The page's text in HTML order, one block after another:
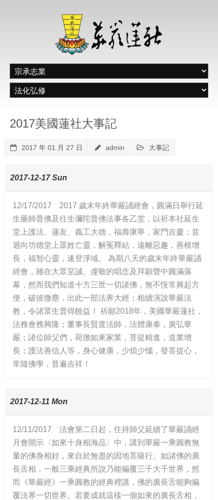
2017美國蓮社大事記
2017 年 01 月 27 日 admin 大事記
2017-12-17 Sun
12/17/2017 2017 歲末年終華嚴誦經會，圓滿日舉行延
生藥師普佛及往生彌陀普佛法事各乙堂，以祈本社延生
堂上護法、蓮友、義工大德，福壽康寧，家門吉慶；並
迴向功德堂上眾姓亡靈，解冤釋結，遠離惡趣，善根增
長，福智心靈，速登淨域。 為期八天的歲末年終華嚴誦
經會，雖在大眾至誠、虔敬的唱念及拜願聲中圓滿落
幕，然而我們知道十方三世一切諸佛，無不恆常興起方
便，破彼微塵，出此一部法界大經；相續演說華嚴法
教，令諸眾生普得饒益！ 祈願2018年，美國華嚴蓮社，
法務會務興隆；董事長賢度法師，法體康泰，廣弘華
嚴；諸位師父們，荷擔如來家業，菩提精進，道業增
長；護法善信人等，身心健康，少煩少惱，發菩提心，
常隨佛學，普遍吉祥！
2017-12-11 Mon
12/11/2017 法會第二日起，住持師父延續了華嚴誦經
月會開示〈如來十身相海品〉中，講到華嚴一乘圓教無
量的佛身相好，來自於無盡的因地菩薩行。如諸佛的廣
長舌相，一般三乘經典所說乃能徧覆三千大千世界，然
而《華嚴經》一乘圓教的經典裡講，佛的廣長舌能夠徧
覆法界一切世界。若要成就這樣一個如來的廣長舌相，